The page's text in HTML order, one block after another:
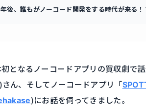
後、誰もがノーコード開発をする時代が来る
となるノーコードアプリの買収劇で
)さん、そしてノーコードアプリ「
)にお話を伺ってきました。